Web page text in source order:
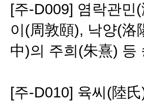
[주-D009] 염락관민
이(周敦頤), 낙양(洛
中)의 주희(朱熹) 등
[주-D010] 육씨(陸